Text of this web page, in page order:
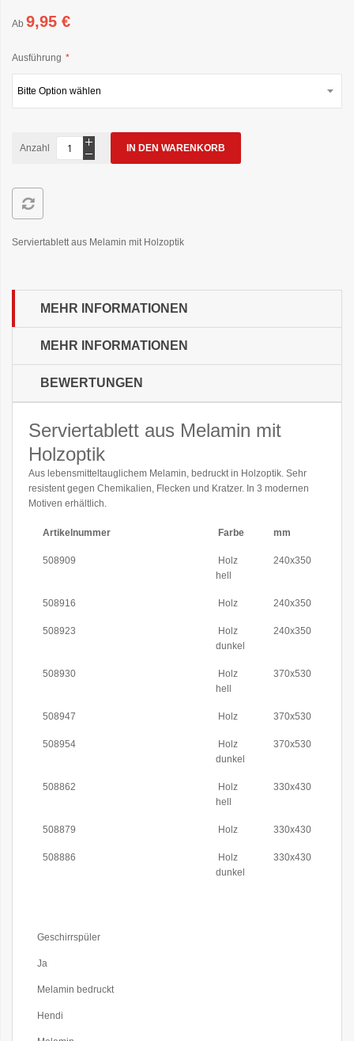
Ab 9,95 €
Ausführung
Anzahl IN DEN WARENKORB
Serviertablett aus Melamin mit Holzoptik
MEHR INFORMATIONEN
MEHR INFORMATIONEN
BEWERTUNGEN
Serviertablett aus Melamin mit
Holzoptik
Aus lebensmitteltauglichem Melamin, bedruckt in Holzoptik. Sehr
resistent gegen Chemikalien, Flecken und Kratzer. In 3 modernen
Motiven erhältlich.
Artikelnummer Farbe mm
508909
Holz
hell
240x350
508916 Holz 240x350
508923
Holz
dunkel
240x350
508930
Holz
hell
370x530
508947 Holz 370x530
508954
Holz
dunkel
370x530
508862
Holz
hell
330x430
508879 Holz 330x430
508886
Holz
dunkel
330x430
Informationen
Geschirrspüler
Ja
Melamin bedruckt
Hendi